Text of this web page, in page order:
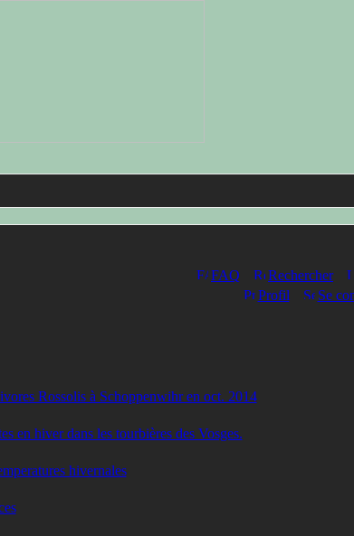
FAQ Rechercher
Profil
Se
Rossolis à Schoppenwihr en oct. 2014
en hiver dans les tourbières des Vosges.
hivernales